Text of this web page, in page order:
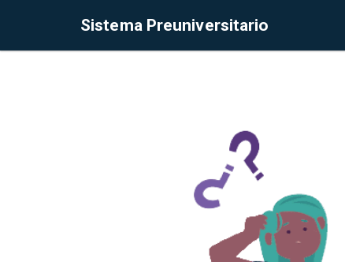
Sistema Preuniversitario